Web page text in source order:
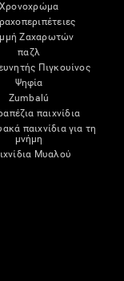
Χρονοχρώμα
Ζαχαρωτών
παζλ
Πιγκουίνος
Ψηφία
Zumbalú
παιχνίδια
παιχνίδια για τη
μνήμη
Μυαλού